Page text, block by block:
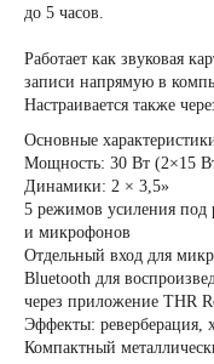
до 5 часов.
Работает как звуковая
записи напрямую в
Настраивается также
Основные
Мощность: 30 Вт (2×15
Динамики: 2 × 3,5»
5 режимов усиления под
и микрофонов
Отдельный вход для
Вluеtооth для
через приложение ТНR
Эффекты: реверберация,
Компактный